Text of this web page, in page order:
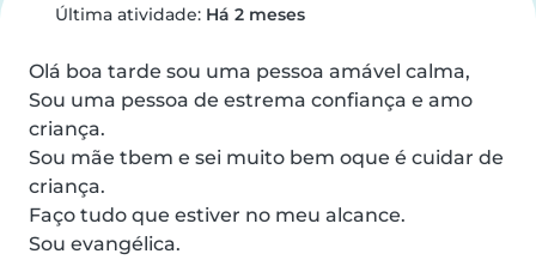
Última atividade: Há 2 meses
Olá boa tarde sou uma pessoa amável calma,
Sou uma pessoa de estrema confiança e amo
criança.
Sou mãe tbem e sei muito bem oque é cuidar de
criança.
Faço tudo que estiver no meu alcance.
Sou evangélica.